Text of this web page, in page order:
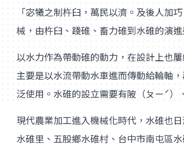
「宓犧之制杵臼，萬民以濟。及後人加
械，由杵臼、踐碓、畜力碓到水碓的演
以水力作為帶動碓的動力，在設計上也
主要是以水流帶動水車進而傳動給輪軸
泛使用。水碓的設立需要有陂（ㄆㄧˊ）
現代農業加工進入機械化時代，水碓也
水碓里、五股鄉水碓村、台中市南屯區